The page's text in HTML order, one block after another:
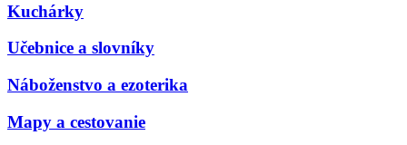
Kuchárky
Učebnice a slovníky
Náboženstvo a ezoterika
Mapy a cestovanie